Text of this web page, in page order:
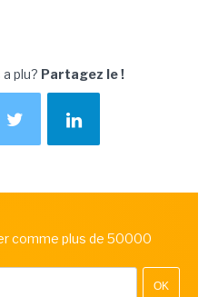
plu? Partagez le !
comme plus de 50000
OK